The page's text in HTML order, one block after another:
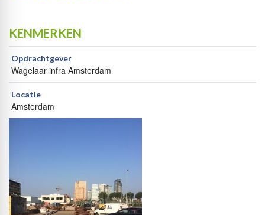
KENMERKEN
Opdrachtgever
Wagelaar infra Amsterdam
Locatie
Amsterdam